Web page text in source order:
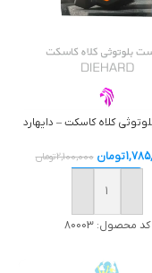
کلاه کاسکت – دایهارد
تومان 2,100,000تومان
خرید
کد محصول:80003